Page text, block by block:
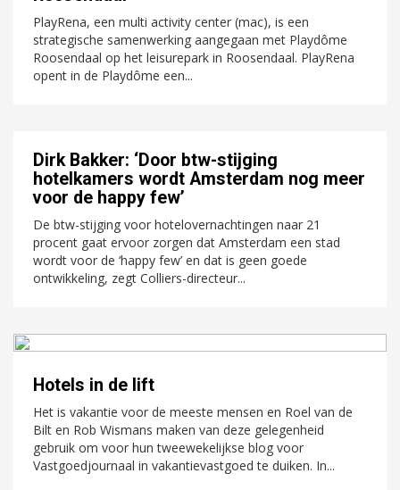
PlayRena, een multi activity center (mac), is een
strategische samenwerking aangegaan met Playdôme
Roosendaal op het leisurepark in Roosendaal. PlayRena
opent in de Playdôme een...
Dirk Bakker: ‘Door btw-stijging
hotelkamers wordt Amsterdam nog meer
voor de happy few’
De btw-stijging voor hotelovernachtingen naar 21
procent gaat ervoor zorgen dat Amsterdam een stad
wordt voor de ‘happy few’ en dat is geen goede
ontwikkeling, zegt Colliers-directeur...
Hotels in de lift
Het is vakantie voor de meeste mensen en Roel van de
Bilt en Rob Wismans maken van deze gelegenheid
gebruik om voor hun tweewekelijkse blog voor
Vastgoedjournaal in vakantievastgoed te duiken. In...